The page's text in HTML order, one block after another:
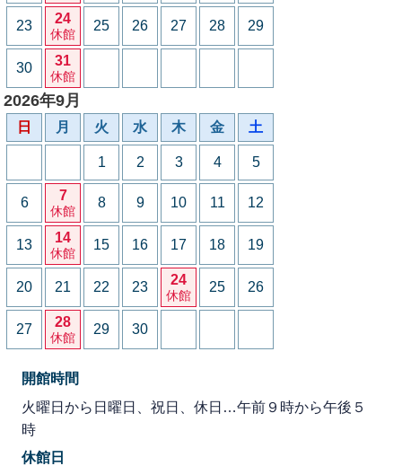
23 24
休館
25 26 27 28 29
30 31
休館
2026年9月
日 月 火 水 木 金 土
1 2 3 4 5
6 7
休館
8 9 10 11 12
13 14
休館
15 16 17 18 19
20 21 22 23 24
休館
25 26
27 28
休館
29 30
開館時間
火曜日から日曜日、祝日、休日…午前９時から午後５
時
休館日